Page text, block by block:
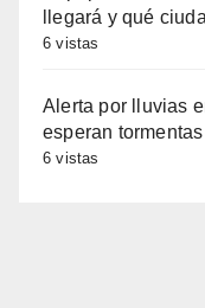
llegará y qué
6 vistas
Alerta por lluvias
esperan
6 vistas